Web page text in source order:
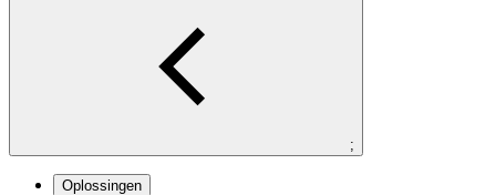
;
Oplossingen